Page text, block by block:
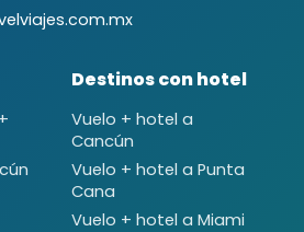
Destinos con hotel
Vuelo + hotel a
Cancún
Vuelo + hotel a Punta
Cana
Vuelo + hotel a Miami